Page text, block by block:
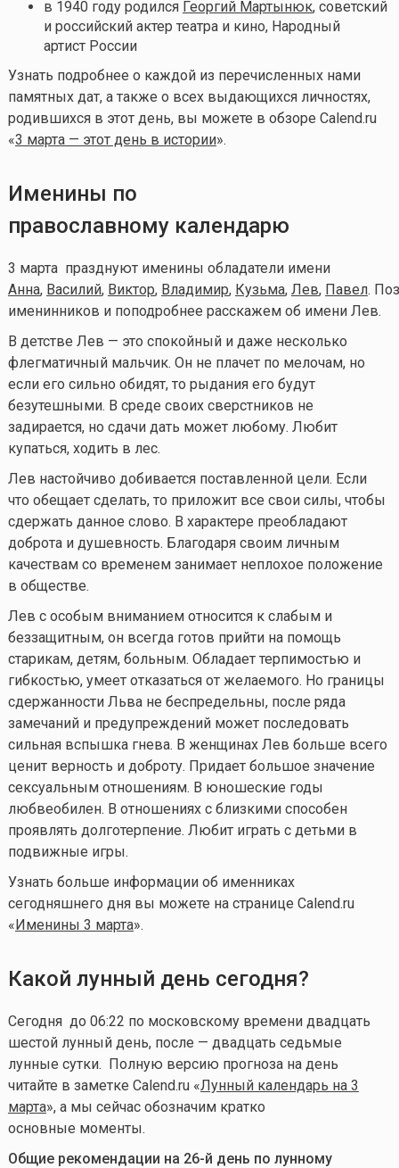
в 1940 году родился Георгий Мартынюк, советский
и российский актер театра и кино, Народный
артист России
Узнать подробнее о каждой из перечисленных нами
памятных дат, а также о всех выдающихся личностях,
родившихся в этот день, вы можете в обзоре Calend.ru
«3 марта — этот день в истории».
Именины по
православному календарю
3 марта празднуют именины обладатели имени
Анна, Василий, Виктор, Владимир, Кузьма, Лев, Павел.
именинников и поподробнее расскажем об имени Лев.
В детстве Лев — это спокойный и даже несколько
флегматичный мальчик. Он не плачет по мелочам, но
если его сильно обидят, то рыдания его будут
безутешными. В среде своих сверстников не
задирается, но сдачи дать может любому. Любит
купаться, ходить в лес.
Лев настойчиво добивается поставленной цели. Если
что обещает сделать, то приложит все свои силы, чтобы
сдержать данное слово. В характере преобладают
доброта и душевность. Благодаря своим личным
качествам со временем занимает неплохое положение
в обществе.
Лев с особым вниманием относится к слабым и
беззащитным, он всегда готов прийти на помощь
старикам, детям, больным. Обладает терпимостью и
гибкостью, умеет отказаться от желаемого. Но границы
сдержанности Льва не беспредельны, после ряда
замечаний и предупреждений может последовать
сильная вспышка гнева. В женщинах Лев больше всего
ценит верность и доброту. Придает большое значение
сексуальным отношениям. В юношеские годы
любвеобилен. В отношениях с близкими способен
проявлять долготерпение. Любит играть с детьми в
подвижные игры.
Узнать больше информации об именниках
сегодняшнего дня вы можете на странице Calend.ru
«Именины 3 марта».
Какой лунный день сегодня?
Сегодня до 06:22 по московскому времени двадцать
шестой лунный день, после — двадцать седьмые
лунные сутки. Полную версию прогноза на день
читайте в заметке Calend.ru «Лунный календарь на 3
марта», а мы сейчас обозначим кратко
основные моменты.
Общие рекомендации на 26-й день по лунному